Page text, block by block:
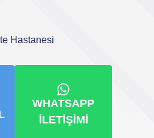
Hastanesi
WHATSAPP
İLETIŞIMI